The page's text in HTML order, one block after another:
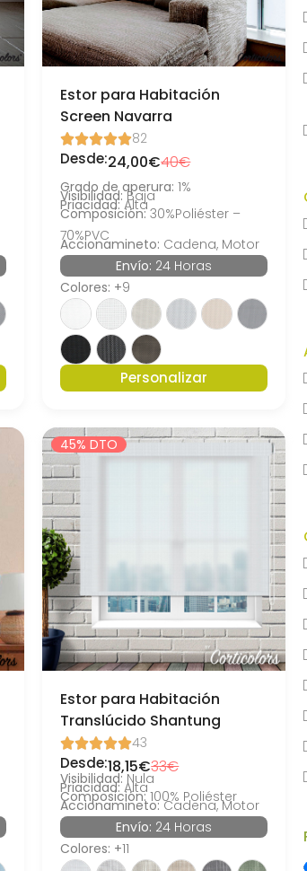
Estor para Habitación
Screen Navarra
82
Desde:24,00€40€
Grado de aperura:1%
Visibilidad:Baja
Priacidad:Alta
Composición:30%Poliéster –
70%PVC
Accionamineto: Cadena, Motor
Envío: 24 Horas
Colores: +9
Personalizar
45% DTO
Estor para Habitación
Translúcido Shantung
43
Desde:18,15€33€
Visibilidad: Nula
Priacidad:Alta
Composición:100% Poliéster
Accionamineto:Cadena, Motor
Envío: 24 Horas
Colores: +11